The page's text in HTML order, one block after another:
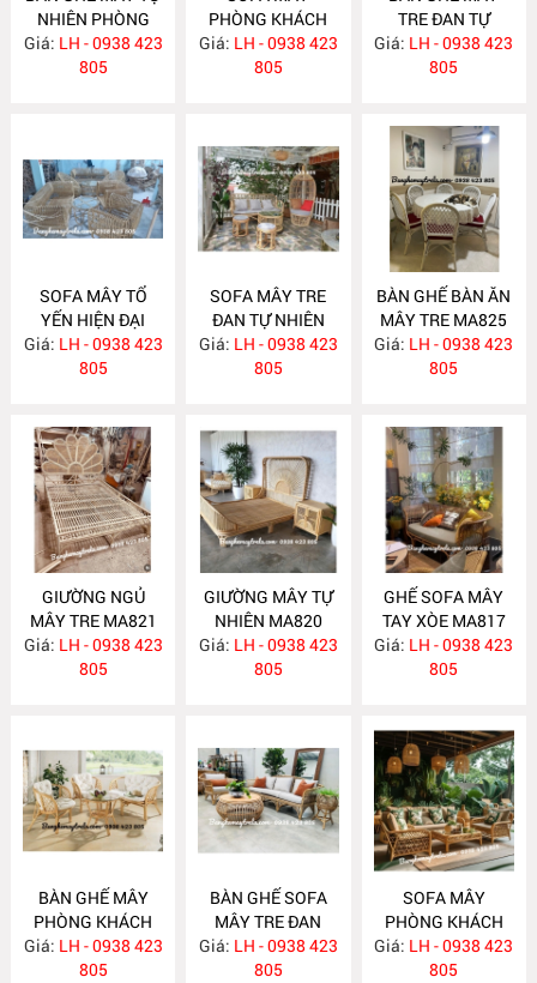
NHIÊN PHÒNG
KHÁCH MA834
Giá: LH - 0938 423
805
PHÒNG KHÁCH
HIỆN ĐẠI MA833
Giá: LH - 0938 423
805
TRE ĐAN TỰ
NHIÊN MA832
Giá: LH - 0938 423
805
SOFA MÂY TỔ
YẾN HIỆN ĐẠI
MA831
Giá: LH - 0938 423
805
SOFA MÂY TRE
ĐAN TỰ NHIÊN
MA830
Giá: LH - 0938 423
805
BÀN GHẾ BÀN ĂN
MÂY TRE MA825
Giá: LH - 0938 423
805
GIƯỜNG NGỦ
MÂY TRE MA821
Giá: LH - 0938 423
805
GIƯỜNG MÂY TỰ
NHIÊN MA820
Giá: LH - 0938 423
805
GHẾ SOFA MÂY
TAY XÒE MA817
Giá: LH - 0938 423
805
BÀN GHẾ MÂY
PHÒNG KHÁCH
NHỎ GỌN MA814
Giá: LH - 0938 423
805
BÀN GHẾ SOFA
MÂY TRE ĐAN
MA813
Giá: LH - 0938 423
805
SOFA MÂY
PHÒNG KHÁCH
MA812
Giá: LH - 0938 423
805